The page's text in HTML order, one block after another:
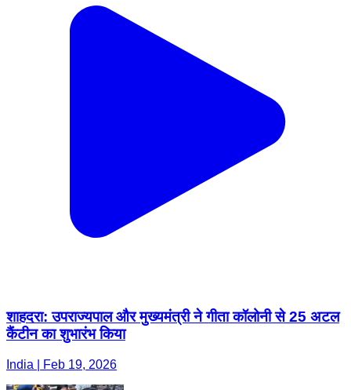
शाहदरा: उपराज्यपाल और मुख्यमंत्री ने गीता कॉलोनी से 25 अटल
कैंटीन का शुभारंभ किया
India | Feb 19, 2026